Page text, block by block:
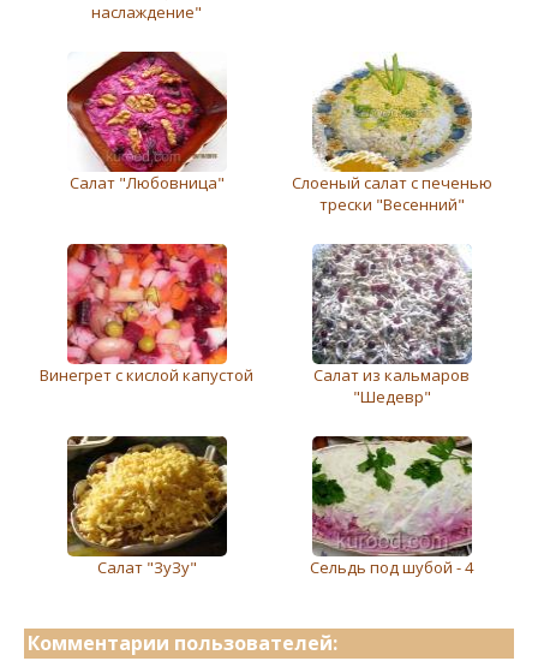
наслаждение"
Салат "Любовница"
Слоеный салат с печенью
трески "Весенний"
Винегрет с кислой капустой
Салат из кальмаров
"Шедевр"
Салат "ЗуЗу" Сельдь под шубой - 4
Комментарии пользователей: